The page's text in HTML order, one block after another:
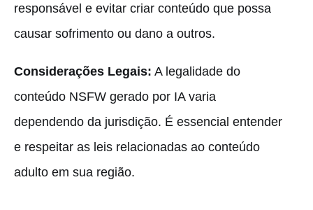
responsável e evitar criar conteúdo que possa
causar sofrimento ou dano a outros.
Considerações Legais: A legalidade do
conteúdo NSFW gerado por IA varia
dependendo da jurisdição. É essencial entender
e respeitar as leis relacionadas ao conteúdo
adulto em sua região.